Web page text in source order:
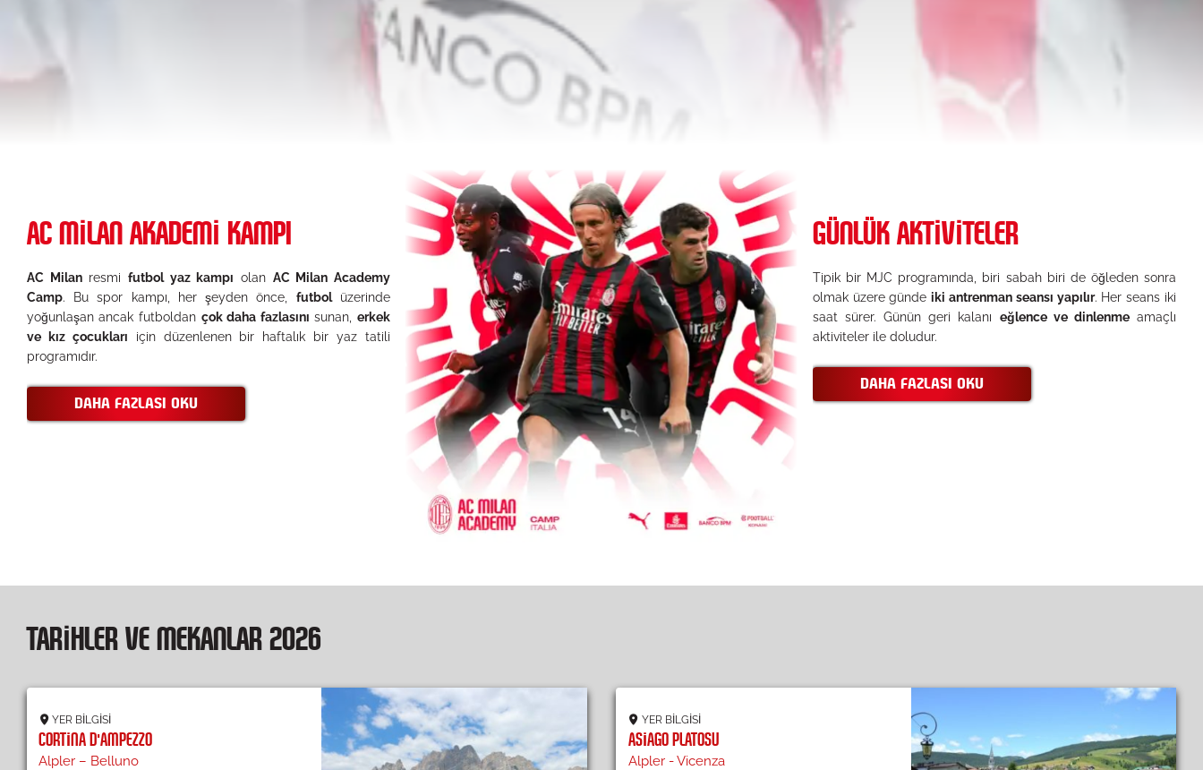
AC MILAN AKADEMI KAMPI
AC Milanresmi futbol yaz kampı olan AC Milan Academy
Camp. Bu spor kampı, her şeyden önce, futbolüzerinde
yoğunlaşan ancak futboldan çok daha fazlasını sunan, erkek
ve kız çocukları için düzenlenen bir haftalık bir yaz tatili
programıdır.
DAHA FAZLASI OKU
GÜNLÜK AKTIVITELER
Tipik bir MJC programında, biri sabah biri de öğleden sonra
olmak üzere gündeiki antrenman seansı yapılır. Her seans iki
saat sürer. Günün geri kalanı eğlence ve dinlenmeamaçlı
aktiviteler ile doludur.
DAHA FAZLASI OKU
TARIHLER VE MEKANLAR 2026
YER BILGISI
CORTINA D'AMPEZZO
Alpler – Belluno
YER BILGISI
ASIAGO PLATOSU
Alpler - Vicenza